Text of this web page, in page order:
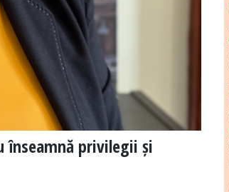
înseamnă privilegii și